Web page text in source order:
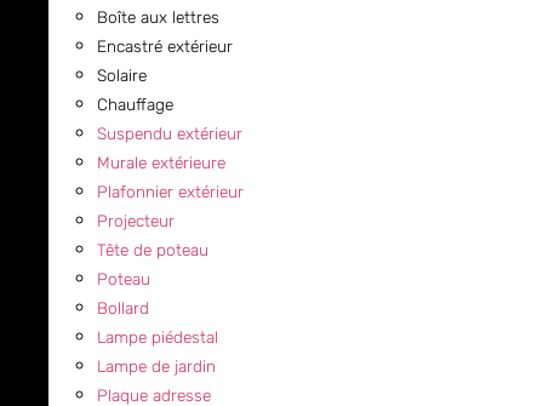
Boîte aux lettres
Encastré extérieur
Solaire
Chauffage
Suspendu extérieur
Murale extérieure
Plafonnier extérieur
Projecteur
Tête de poteau
Poteau
Bollard
Lampe piédestal
Lampe de jardin
Plaque adresse